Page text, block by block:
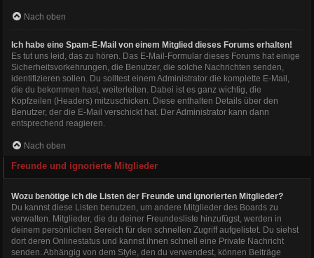
Nach oben
Ich habe eine Spam-E-Mail von einem Mitglied dieses Forums erhalten!
Es tut uns leid, das zu hören. Das E-Mail-Formular dieses Forums hat einige
Sicherheitsvorkehrungen, die Benutzer, die solche Nachrichten senden,
identifizieren sollen. Du solltest einem Administrator die komplette E-Mail,
die du bekommen hast, weiterleiten. Dabei ist es ganz wichtig, die
Kopfzeilen (Headers) mitzuschicken. Diese enthalten Details über den
Benutzer, der die E-Mail verschickt hat. Der Administrator kann dann
entsprechend reagieren.
Nach oben
Freunde und ignorierte Mitglieder
Wozu benötige ich die Listen der Freunde und ignorierten Mitglieder?
Du kannst diese Listen benutzen, um andere Mitglieder des Boards zu
verwalten. Mitglieder, die du deiner Freundesliste hinzufügst, werden in
deinem persönlichen Bereich für den schnellen Zugriff aufgelistet. Du siehst
dort deren Onlinestatus und kannst ihnen schnell eine Private Nachricht
senden. Abhängig von dem Style, den du verwendest, können Beiträge